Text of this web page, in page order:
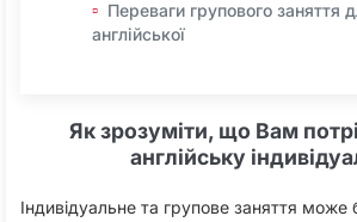
Переваги групового заняття
англійської
Як зрозуміти, що Вам
англійську
Індивідуальне та групове заняття може